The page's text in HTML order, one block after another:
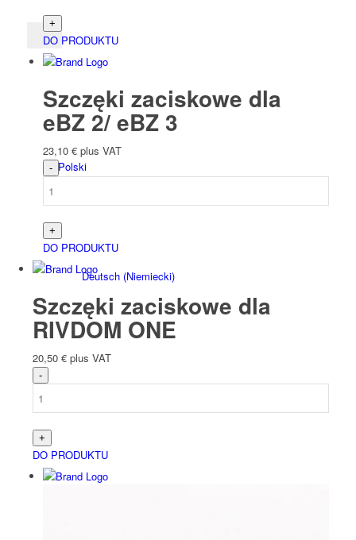
Polski
Deutsch(Niemiecki)
English(Angielski)
DO PRODUKTU
Szczęki zaciskowe dla
eBZ 2/ eBZ 3
23,10 € plus VAT
DO PRODUKTU
Szczęki zaciskowe dla
RIVDOM ONE
20,50 € plus VAT
DO PRODUKTU